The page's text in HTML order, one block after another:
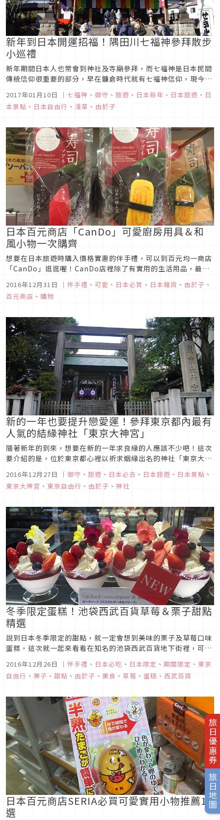
旅日優惠券
旅日地圖
新年到日本開運招福！隅田川七福神參拜散步
小巡禮
新年期間日本人也常會到神社及寺廟參拜，而七福神是日本民間
傳統信仰很重要的部分，早在鐮倉時代就有七福神信仰，現今日
獲得神明的庇佑。 接下來的農曆年假期，計畫到東京旅遊的朋
友，或許晚了一步不能體驗日本新年，不過也是可以去感受一下
2017年01月10日 ｜ 七福神 、 御守 、 旅遊 、 日本新年 、 日本旅遊 、 日
本景點 、 日本自由行 、 淺草 、 由於子
日本百元商店「CanDo」可愛廚房用具＆和
風小物一次購齊
想要在日本旅遊時購入價格實惠的伴手禮，可以到百元均一商店
「CanDo」逛逛喔！CanDo店裡除了有實用的生活用品，最讓
看CanDo有哪些大家都推薦的人氣商品吧！
2016年12月31日 ｜ 伴手禮 、 可愛 、 日本必買 、 日本雜貨 、 由於子 、
百元商店 、 購物
新的一年也要提升戀愛運！參拜東京都內最有
人氣的結緣神社「東京大神宮」
隨著新年的到來，想要在新的一年求良緣的人應該不少吧！這次
要介紹的是，位於東京都心裡以祈求姻緣出名的神社「東京大神
運吧！
2016年12月27日 ｜ 御守 、 旅遊 、 日本必去 、 日本旅遊 、 日本景點 、
東京大神宮 、 東京自由行 、 由於子 、 神社
冬季限定蛋糕！池袋西武百貨草莓＆栗子甜點
精選
說到日本冬季限定的甜點，就一定會想到美味的栗子及草莓口味
蛋糕，這次就一起來看看在知名的池袋西武百貨地下街裡，可以
2016年12月26日 ｜ 伴手禮 、 日本必吃 、 日本限定 、 期間限定 、 東京
自由行 、 栗子 、 甜點 、 由於子 、 美食 、 草莓 、 蛋糕 、 西武百貨
日本百元商店SERIA必買可愛實用小物推薦10
選